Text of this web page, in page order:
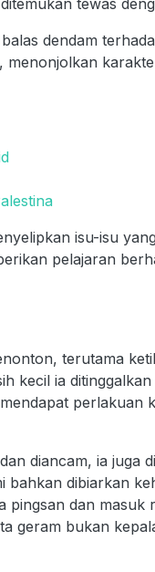
tewas
dendam
menonjolkan
isu-isu
pelajaran
terutama
kecil ia
perlakuan
diancam, ia juga
dibiarkan
pingsan dan masuk
geram bukan